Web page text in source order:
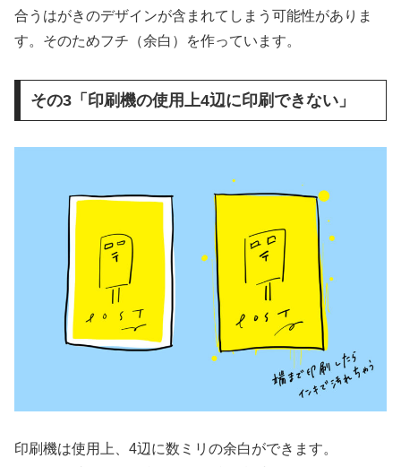
合うはがきのデザインが含まれてしまう可能性がありま
す。そのためフチ（余白）を作っています。
その3「印刷機の使用上4辺に印刷できない」
印刷機は使用上、4辺に数ミリの余白ができます。